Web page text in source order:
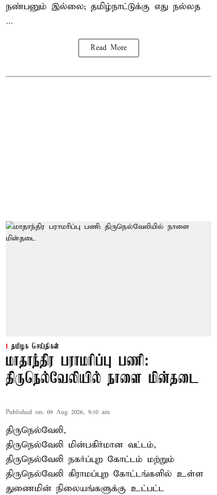
நண்பனும் இல்லை; தமிழ்நாட்டுக்கு எது நல்லத
...
Read More
தமிழக செய்திகள்
மாதாந்திர பராமரிப்பு பணி:
திருநெல்வேலியில் நாளை மின்தடை
Published on: 09 Aug 2026, 9:10 am
திருநெல்வேலி,
திருநெல்வேலி மின்பகிர்மான வட்டம்,
திருநெல்வேலி நகர்ப்புற கோட்டம் மற்றும்
திருநெல்வேலி கிராமப்புற கோட்டங்களில் உள்ள
துணைமின் நிலையங்களுக்கு உட்பட்ட